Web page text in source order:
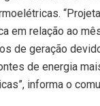
em relação ao
de geração
de energia
informa o